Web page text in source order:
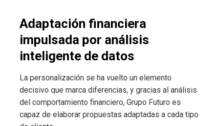
Adaptación financiera
impulsada por análisis
inteligente de datos
La personalización se ha vuelto un elemento
decisivo que marca diferencias, y gracias al análisis
del comportamiento financiero, Grupo Futuro es
capaz de elaborar propuestas adaptadas a cada tipo